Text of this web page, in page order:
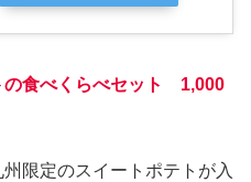
の食べくらべセット 1,000
限定のスイートポテトが入